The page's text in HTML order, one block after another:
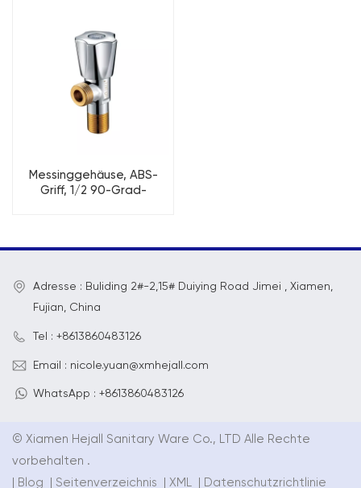
Messinggehäuse, ABS-
Griff, 1/2 90-Grad-
Adresse : Buliding 2#-2,15# Duiying Road Jimei , Xiamen,
Fujian, China
Tel : +8613860483126
Email : nicole.yuan@xmhejall.com
WhatsApp : +8613860483126
© Xiamen Hejall Sanitary Ware Co., LTD Alle Rechte
vorbehalten .
Blog Seitenverzeichnis XML Datenschutzrichtlinie